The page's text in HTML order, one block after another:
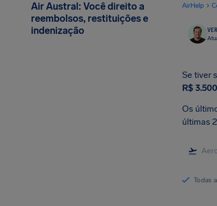
Air Austral: Você direito a
reembolsos, restituições e
indenização
AirHelp
Se tiver
R$ 3.500
Os
últimas
Todas